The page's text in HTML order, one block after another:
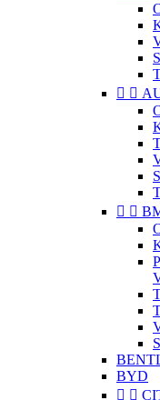
 
 
BYD
 